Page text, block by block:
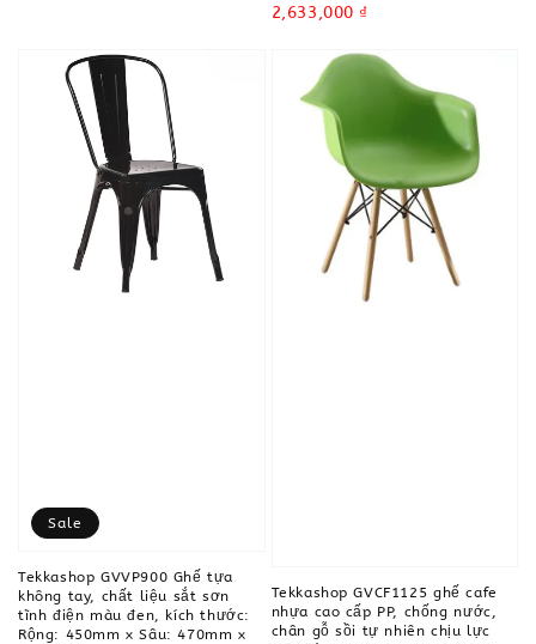
price
Sale
2,633,000 ₫
Sale
Tekkashop GVVP900 Ghế tựa
không tay, chất liệu sắt sơn
tĩnh điện màu đen, kích thước:
Rộng: 450mm x Sâu: 470mm x
Tekkashop GVCF1125 ghế cafe
nhựa cao cấp PP, chống nước,
chân gỗ sồi tự nhiên chịu lực